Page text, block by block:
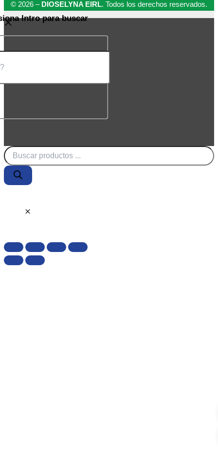
© 2026 – DIOSELYNA EIRL. Todos los derechos reservados.
Intro para buscar
Búsqueda
de
productos